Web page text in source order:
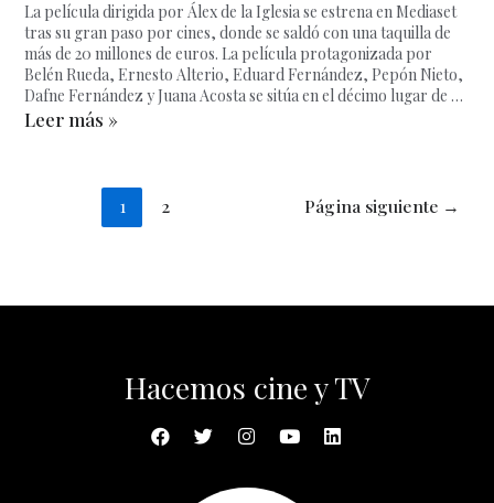
La película dirigida por Álex de la Iglesia se estrena en Mediaset
tras su gran paso por cines, donde se saldó con una taquilla de
más de 20 millones de euros. La película protagonizada por
Belén Rueda, Ernesto Alterio, Eduard Fernández, Pepón Nieto,
Dafne Fernández y Juana Acosta se sitúa en el décimo lugar de …
Leer más »
1 2 Página siguiente →
Hacemos cine y TV